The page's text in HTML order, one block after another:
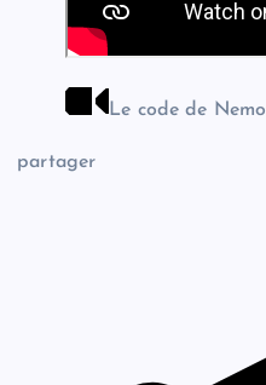
Le code de Nemo
partager